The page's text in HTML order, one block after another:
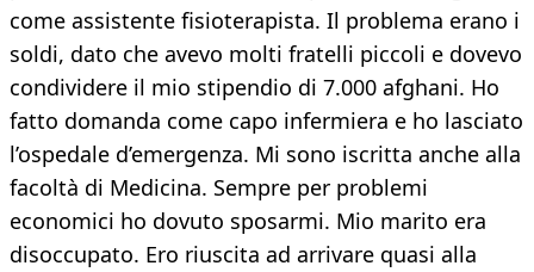
come assistente fisioterapista. Il problema erano i
soldi, dato che avevo molti fratelli piccoli e dovevo
condividere il mio stipendio di 7.000 afghani. Ho
fatto domanda come capo infermiera e ho lasciato
l’ospedale d’emergenza. Mi sono iscritta anche alla
facoltà di Medicina. Sempre per problemi
economici ho dovuto sposarmi. Mio marito era
disoccupato. Ero riuscita ad arrivare quasi alla